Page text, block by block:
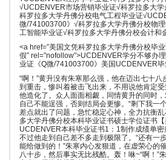
√UCDENVER市场营销毕业证√科罗拉多大
科罗拉多大学丹佛分校电气工程毕业证
微/741003700》√科罗拉多大学丹佛分校物
工智能毕业证√科罗拉多大学丹佛分校会计和
<a href=”美国文凭科罗拉多大学丹佛分校毕
假” rel=”nofollow”>UCDENVER学分不够办
业证《Q微/741003700》美国UCDENVER
“啊！”黄升没有朱寒那么强，他在迈出七十
到重击，惨叫着被击飞出来，不用说他肯定
他造化了。众人面面相觑，同情黄升的同时
自己不能逞强，否则结局会更惨。“剩下我一
差点就出了问题，急忙稳定心神，全力抗衡
多大学丹佛分校本科毕业证书硕士学位证书
UCDENVER本科毕业证书1：1制作成绩单密
不过他走到自己差不多走到极限了。“还有一
能给做到的！”朱寒内心发狠道，在虚荣心的
八十步，然后事实无比残酷。轰！咻~“啊！”